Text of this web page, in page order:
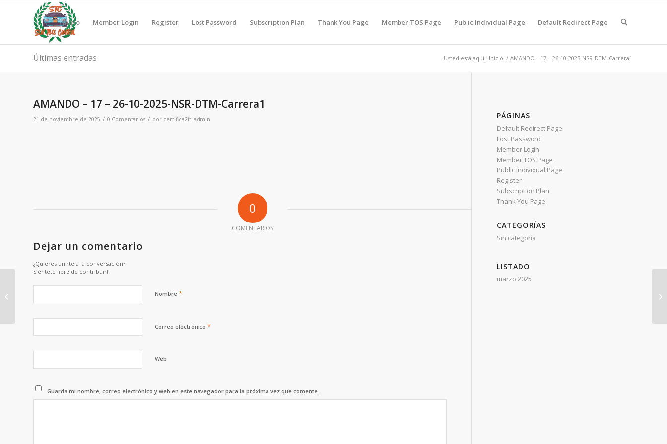
Inicio Member Login Register Lost Password Subscription Plan Thank You Page Member TOS Page Public Individual Page Default Redirect Page
Últimas entradas Usted está aquí: Inicio / AMANDO – 17 – 26-10-2025-NSR-DTM-Carrera1
AMANDO – 17 – 26-10-2025-NSR-DTM-Carrera1
21 de noviembre de 2025 / 0 Comentarios / por certifica2it_admin
0
COMENTARIOS
Dejar un comentario
¿Quieres unirte a la conversación?
Siéntete libre de contribuir!
Nombre *
Correo electrónico *
Web
Guarda mi nombre, correo electrónico y web en este navegador para la próxima vez que comente.
PÁGINAS
Default Redirect Page
Lost Password
Member Login
Member TOS Page
Public Individual Page
Register
Subscription Plan
Thank You Page
CATEGORÍAS
Sin categoría
LISTADO
marzo 2025
NSR-DTM-Carrera1